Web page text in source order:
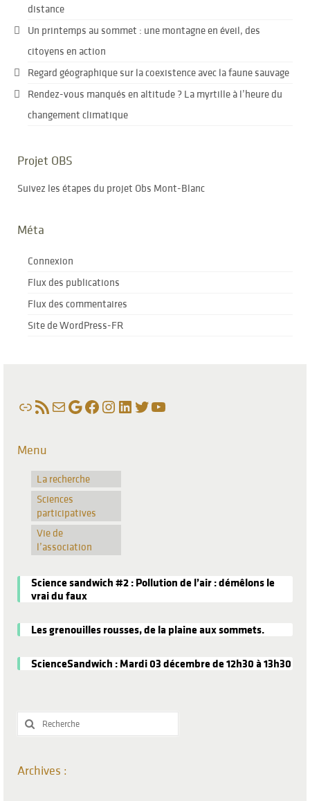
distance
Un printemps au sommet : une montagne en éveil, des
citoyens en action
Regard géographique sur la coexistence avec la faune sauvage
Rendez-vous manqués en altitude ? La myrtille à l’heure du
changement climatique
Projet OBS
Suivez les étapes du projet Obs Mont-Blanc
Méta
Connexion
Flux des publications
Flux des commentaires
Site de WordPress-FR
LienFlux RSSE-mailGoogle
Facebook
Instagram
LinkedIn
Twitter
YouTube
Menu
La recherche
Sciences
participatives
Vie de
l’association
Science sandwich #2 : Pollution de l’air : démêlons le
vrai du faux
Les grenouilles rousses, de la plaine aux sommets.
ScienceSandwich : Mardi 03 décembre de 12h30 à 13h30
Rechercher
:
Archives :